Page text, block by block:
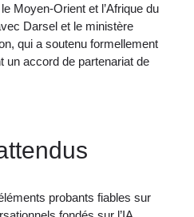
Moyen-Orient et l’Afrique du
Darsel et le ministère
qui a soutenu formellement
un accord de partenariat de
probants fiables sur